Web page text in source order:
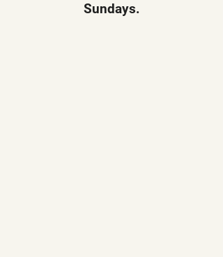
Sundays.